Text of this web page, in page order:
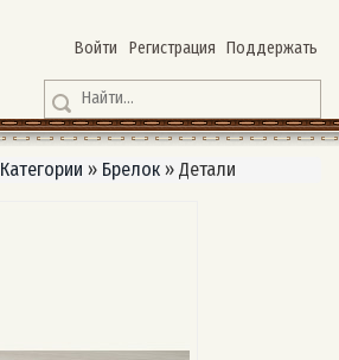
Войти Регистрация Поддержать
Категории » Брелок » Детали